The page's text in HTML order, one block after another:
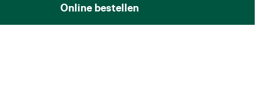
Online bestellen